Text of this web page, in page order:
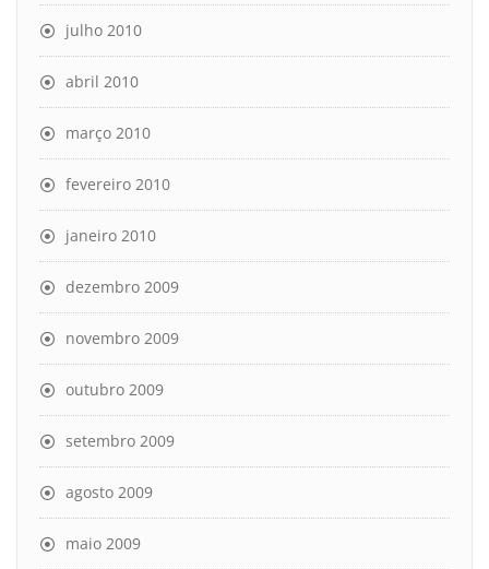
julho 2010
abril 2010
março 2010
fevereiro 2010
janeiro 2010
dezembro 2009
novembro 2009
outubro 2009
setembro 2009
agosto 2009
maio 2009